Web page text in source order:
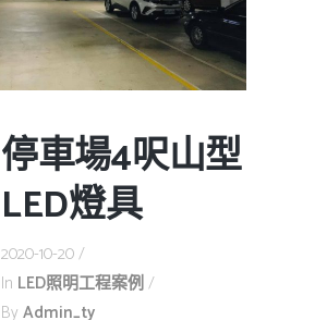
停車場4呎山型
LED燈具
2020-10-20
In LED照明工程案例
By Admin_ty